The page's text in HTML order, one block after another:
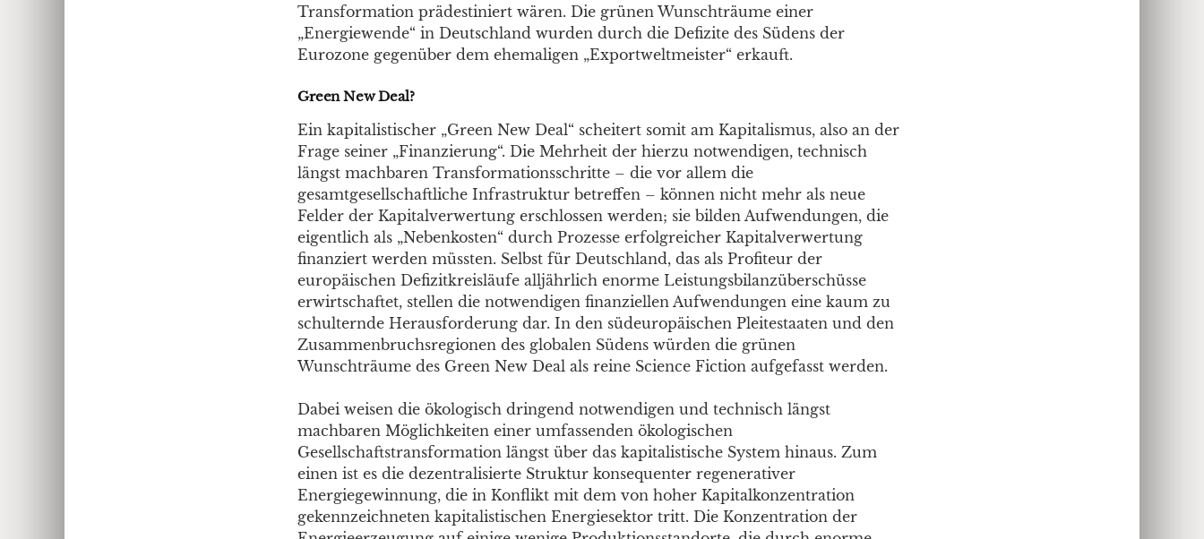
Transformation prädestiniert wären. Die grünen Wunschträume einer
„Energiewende“ in Deutschland wurden durch die Defizite des Südens der
Eurozone gegenüber dem ehemaligen „Exportweltmeister“ erkauft.
Green New Deal?
Ein kapitalistischer „Green New Deal“ scheitert somit am Kapitalismus, also an der
Frage seiner „Finanzierung“. Die Mehrheit der hierzu notwendigen, technisch
längst machbaren Transformationsschritte – die vor allem die
gesamtgesellschaftliche Infrastruktur betreffen – können nicht mehr als neue
Felder der Kapitalverwertung erschlossen werden; sie bilden Aufwendungen, die
eigentlich als „Nebenkosten“ durch Prozesse erfolgreicher Kapitalverwertung
finanziert werden müssten. Selbst für Deutschland, das als Profiteur der
europäischen Defizitkreisläufe alljährlich enorme Leistungsbilanzüberschüsse
erwirtschaftet, stellen die notwendigen finanziellen Aufwendungen eine kaum zu
schulternde Herausforderung dar. In den südeuropäischen Pleitestaaten und den
Zusammenbruchsregionen des globalen Südens würden die grünen
Wunschträume des Green New Deal als reine Science Fiction aufgefasst werden.
Dabei weisen die ökologisch dringend notwendigen und technisch längst
machbaren Möglichkeiten einer umfassenden ökologischen
Gesellschaftstransformation längst über das kapitalistische System hinaus. Zum
einen ist es die dezentralisierte Struktur konsequenter regenerativer
Energiegewinnung, die in Konflikt mit dem von hoher Kapitalkonzentration
gekennzeichneten kapitalistischen Energiesektor tritt. Die Konzentration der